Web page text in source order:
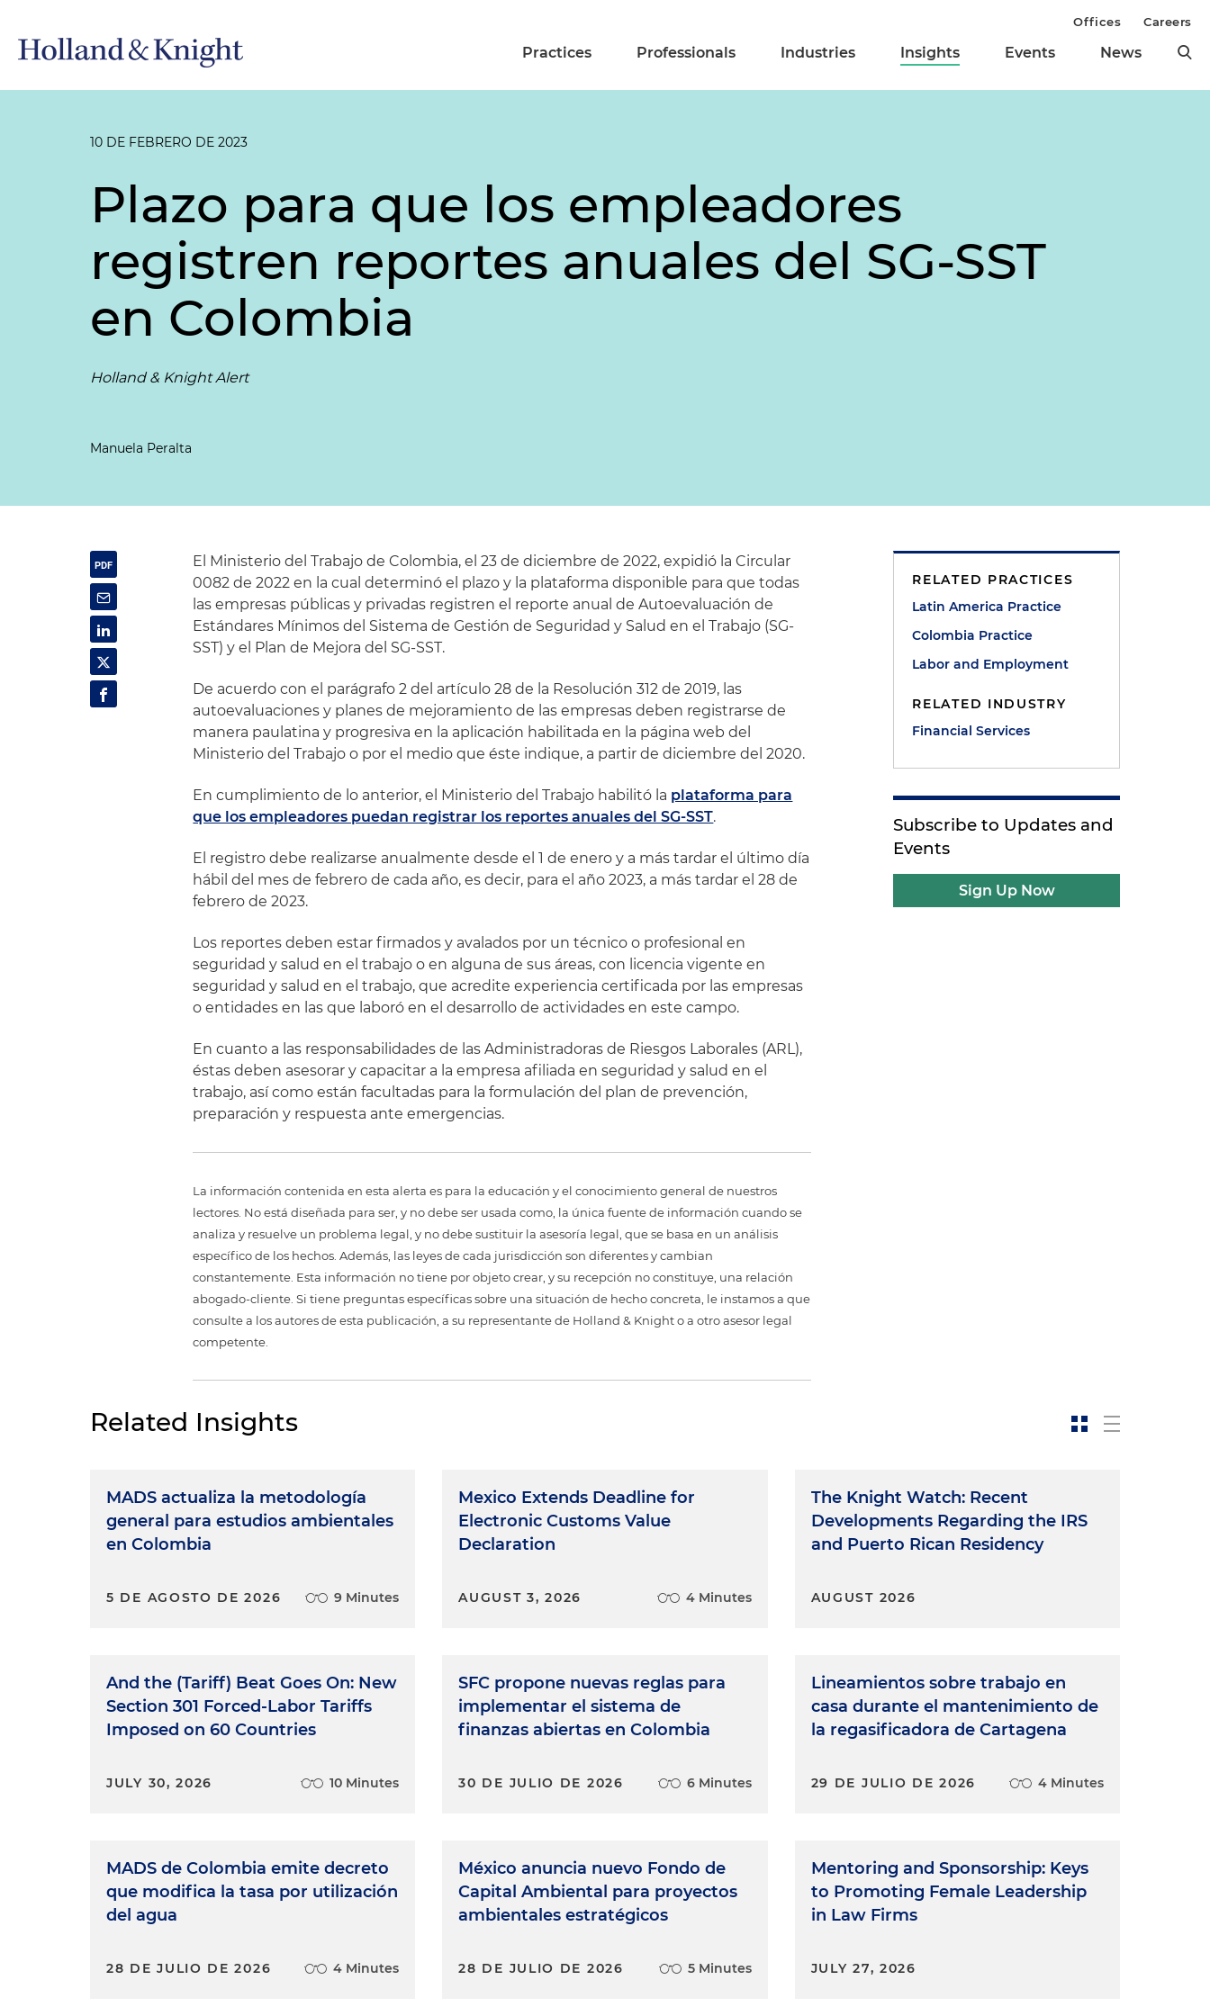
Practices Professionals Industries Insights Events News
Offices Careers
10 DE FEBRERO DE 2023
Plazo para que los empleadores
registren reportes anuales del SG-SST
en Colombia
Holland & Knight Alert
Manuela Peralta
El Ministerio del Trabajo de Colombia, el 23 de diciembre de 2022, expidió la Circular
0082 de 2022 en la cual determinó el plazo y la plataforma disponible para que todas
las empresas públicas y privadas registren el reporte anual de Autoevaluación de
Estándares Mínimos del Sistema de Gestión de Seguridad y Salud en el Trabajo (SG-
SST) y el Plan de Mejora del SG-SST.
De acuerdo con el parágrafo 2 del artículo 28 de la Resolución 312 de 2019, las
autoevaluaciones y planes de mejoramiento de las empresas deben registrarse de
manera paulatina y progresiva en la aplicación habilitada en la página web del
Ministerio del Trabajo o por el medio que éste indique, a partir de diciembre del 2020.
En cumplimiento de lo anterior, el Ministerio del Trabajo habilitó la plataforma para
que los empleadores puedan registrar los reportes anuales del SG-SST.
El registro debe realizarse anualmente desde el 1 de enero y a más tardar el último día
hábil del mes de febrero de cada año, es decir, para el año 2023, a más tardar el 28 de
febrero de 2023.
Los reportes deben estar firmados y avalados por un técnico o profesional en
seguridad y salud en el trabajo o en alguna de sus áreas, con licencia vigente en
seguridad y salud en el trabajo, que acredite experiencia certificada por las empresas
o entidades en las que laboró en el desarrollo de actividades en este campo.
En cuanto a las responsabilidades de las Administradoras de Riesgos Laborales (ARL),
éstas deben asesorar y capacitar a la empresa afiliada en seguridad y salud en el
trabajo, así como están facultadas para la formulación del plan de prevención,
preparación y respuesta ante emergencias.
La información contenida en esta alerta es para la educación y el conocimiento general de nuestros
lectores. No está diseñada para ser, y no debe ser usada como, la única fuente de información cuando se
analiza y resuelve un problema legal, y no debe sustituir la asesoría legal, que se basa en un análisis
específico de los hechos. Además, las leyes de cada jurisdicción son diferentes y cambian
constantemente. Esta información no tiene por objeto crear, y su recepción no constituye, una relación
abogado-cliente. Si tiene preguntas específicas sobre una situación de hecho concreta, le instamos a que
consulte a los autores de esta publicación, a su representante de Holland & Knight o a otro asesor legal
competente.
RELATED PRACTICES
Latin America Practice
Colombia Practice
Labor and Employment
RELATED INDUSTRY
Financial Services
Subscribe to Updates and
Events
Sign Up Now
Related Insights
MADS actualiza la metodología
general para estudios ambientales
en Colombia
5 DE AGOSTO DE 2026 9 Minutes
And the (Tariff) Beat Goes On: New
Section 301 Forced-Labor Tariffs
Imposed on 60 Countries
JULY 30, 2026 10 Minutes
MADS de Colombia emite decreto
que modifica la tasa por utilización
del agua
28 DE JULIO DE 2026 4 Minutes
Mexico Extends Deadline for
Electronic Customs Value
Declaration
AUGUST 3, 2026 4 Minutes
SFC propone nuevas reglas para
implementar el sistema de
finanzas abiertas en Colombia
30 DE JULIO DE 2026 6 Minutes
México anuncia nuevo Fondo de
Capital Ambiental para proyectos
ambientales estratégicos
28 DE JULIO DE 2026 5 Minutes
The Knight Watch: Recent
Developments Regarding the IRS
and Puerto Rican Residency
AUGUST 2026
Lineamientos sobre trabajo en
casa durante el mantenimiento de
la regasificadora de Cartagena
29 DE JULIO DE 2026 4 Minutes
Mentoring and Sponsorship: Keys
to Promoting Female Leadership
in Law Firms
JULY 27, 2026